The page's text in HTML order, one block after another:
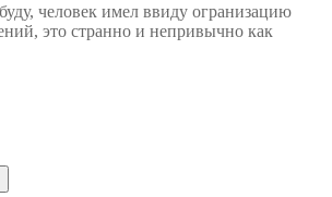
человек имел ввиду огранизацию
это странно и непривычно как